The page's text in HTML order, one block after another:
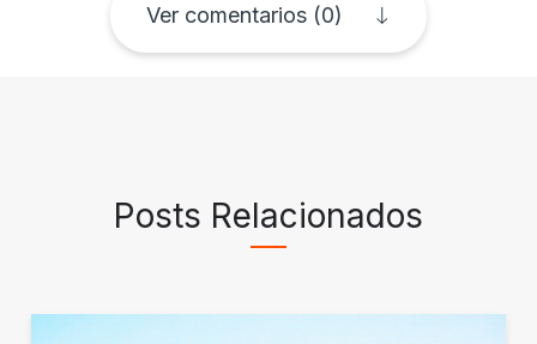
Ver comentarios (0)
Posts Relacionados